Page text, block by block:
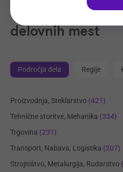
Preverite seznam
delovnih mest
Področja dela Regije
Proizvodnja, Steklarstvo (421)
Tehnične storitve, Mehanika (334)
Trgovina (231)
Transport, Nabava, Logistika (207)
Strojništvo, Metalurgija, Rudarstvo